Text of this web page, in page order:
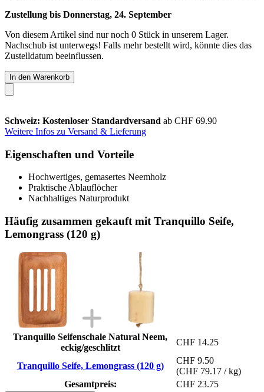
Zustellung bis Donnerstag, 24. September
Von diesem Artikel sind nur noch 0 Stück in unserem Lager.
Nachschub ist unterwegs! Falls mehr bestellt wird, könnte dies das
Zustelldatum beeinflussen.
In den Warenkorb
Schweiz: Kostenloser Standardversand ab CHF 69.90
Weitere Infos zu Versand & Lieferung
Eigenschaften und Vorteile
Hochwertiges, gemasertes Neemholz
Praktische Ablauflöcher
Nachhaltiges Naturprodukt
Häufig zusammen gekauft mit Tranquillo Seife,
Lemongrass (120 g)
Tranquillo Seifenschale Natural Neem,
eckig/geschlitzt
CHF 14.25
Tranquillo Seife, Lemongrass (120 g)
CHF 9.50
(CHF 79.17 / kg)
Gesamtpreis:
CHF 23.75